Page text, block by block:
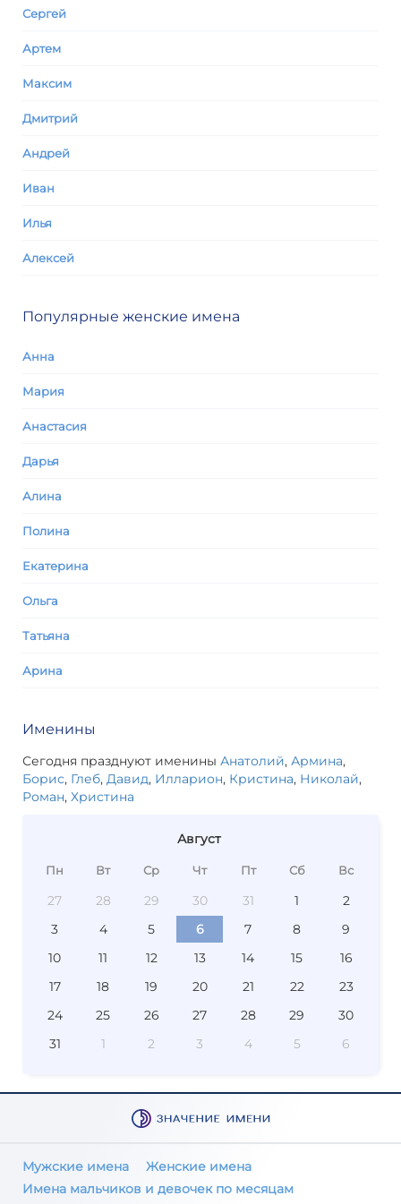
Сергей
Артем
Максим
Дмитрий
Андрей
Иван
Илья
Алексей
Популярные женские имена
Анна
Мария
Анастасия
Дарья
Алина
Полина
Екатерина
Ольга
Татьяна
Арина
Именины
Сегодня празднуют именины Анатолий, Армина,
Борис, Глеб, Давид, Илларион, Кристина, Николай,
Роман, Христина
Август
Пн Вт Ср Чт Пт Сб Вс
27 28 29 30 31 1
2
3
4 5 6 7 8
9
10
11 12 13 14 15
16
17
18 19 20 21 22
23
24
25 26 27 28 29
30
31
1 2 3 4 5 6
Мужские имена
Женские имена
Имена мальчиков и девочек по месяцам